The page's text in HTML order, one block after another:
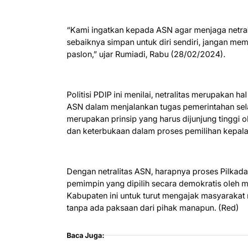
“Kami ingatkan kepada ASN agar menjaga
sebaiknya simpan untuk diri sendiri, jangan
paslon,” ujar Rumiadi, Rabu (28/02/2024).
Politisi PDIP ini menilai, netralitas merupakan
ASN dalam menjalankan tugas pemerintahan
merupakan prinsip yang harus dijunjung tinggi
dan keterbukaan dalam proses pemilihan
Dengan netralitas ASN, harapnya proses
pemimpin yang dipilih secara demokratis oleh
Kabupaten ini untuk turut mengajak
tanpa ada paksaan dari pihak manapun. (Red)
Baca Juga: